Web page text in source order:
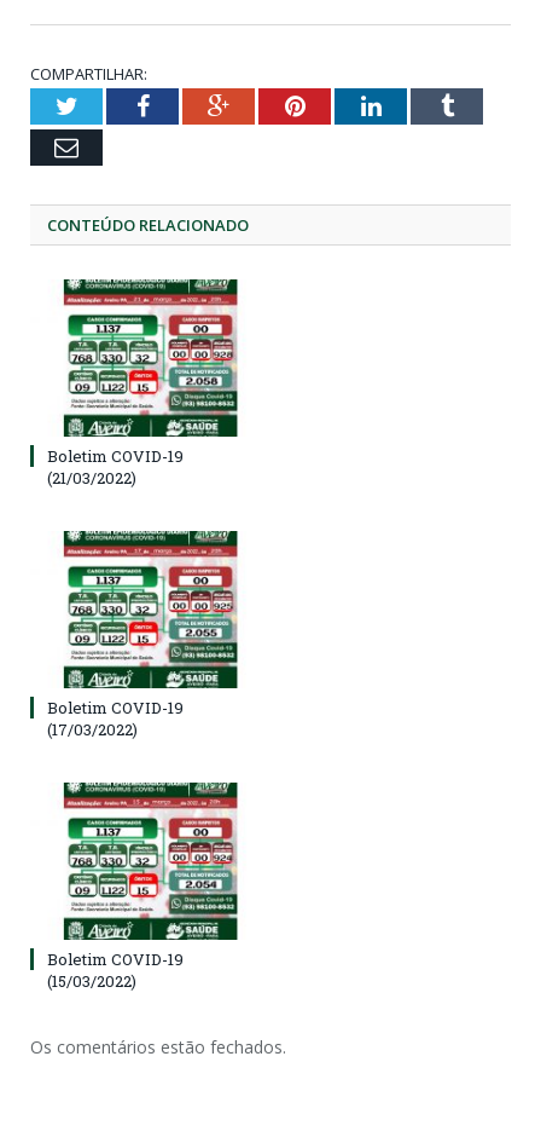
COMPARTILHAR:
TwitterFacebookGoogle+PinterestLinkedInTumblr
Email
CONTEÚDO RELACIONADO
Boletim COVID-19
(21/03/2022)
Boletim COVID-19
(17/03/2022)
Boletim COVID-19
(15/03/2022)
Os comentários estão fechados.